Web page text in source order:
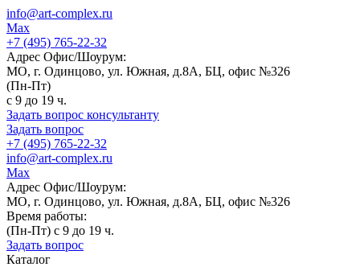
info@art-complex.ru
Max
+7 (495) 765-22-32
Адрес Офис/Шоурум:
МО, г. Одинцово, ул. Южная, д.8А, БЦ, офис №326
(Пн-Пт)
с 9 до 19 ч.
Задать вопрос консультанту
Задать вопрос
+7 (495) 765-22-32
info@art-complex.ru
Max
Адрес Офис/Шоурум:
МО, г. Одинцово, ул. Южная, д.8А, БЦ, офис №326
Время работы:
(Пн-Пт) с 9 до 19 ч.
Задать вопрос
Каталог